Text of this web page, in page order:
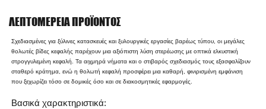
ΛΕΠΤΟΜΈΡΕΙΑ ΠΡΟΪΌΝΤΟΣ
Σχεδιασμένες για ξύλινες κατασκευές και ξυλουργικές εργασίες βαρέως τύπου, οι μεγάλες
θολωτές βίδες κεφαλής παρέχουν μια αξιόπιστη λύση στερέωσης με οπτικά ελκυστική
στρογγυλεμένη κεφαλή. Τα αιχμηρά νήματα και ο στιβαρός σχεδιασμός τους εξασφαλίζουν
σταθερό κράτημα, ενώ η θολωτή κεφαλή προσφέρει μια καθαρή, φινιρισμένη εμφάνιση
που ξεχωρίζει τόσο σε δομικές όσο και σε διακοσμητικές εφαρμογές.
Βασικά χαρακτηριστικά: